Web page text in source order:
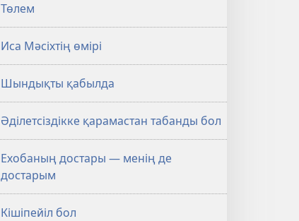
Төлем
Иса Мәсіхтің өмірі
Шындықты қабылда
Әділетсіздікке қарамастан табанды бол
Ехобаның достары — менің де
достарым
Кішіпейіл бол